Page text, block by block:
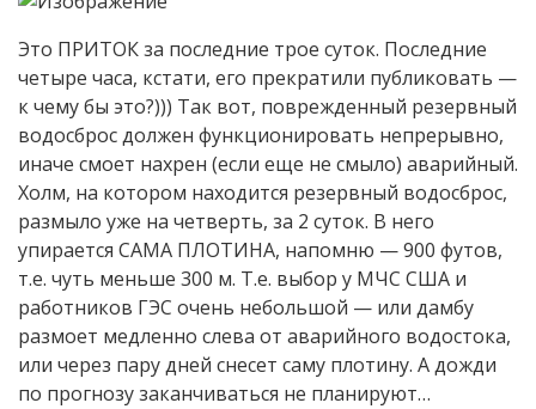
Это ПРИТОК за последние трое суток. Последние
четыре часа, кстати, его прекратили публиковать —
к чему бы это?))) Так вот, поврежденный резервный
водосброс должен функционировать непрерывно,
иначе смоет нахрен (если еще не смыло) аварийный.
Холм, на котором находится резервный водосброс,
размыло уже на четверть, за 2 суток. В него
упирается САМА ПЛОТИНА, напомню — 900 футов,
т.е. чуть меньше 300 м. Т.е. выбор у МЧС США и
работников ГЭС очень небольшой — или дамбу
размоет медленно слева от аварийного водостока,
или через пару дней снесет саму плотину. А дожди
по прогнозу заканчиваться не планируют…